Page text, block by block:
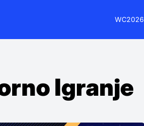
WC2026
Igranje